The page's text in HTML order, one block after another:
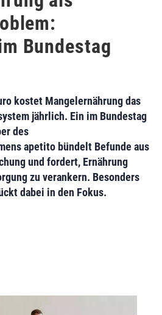
Bundestag
kostet Mangelernährung das
jährlich. Ein im Bundestag
des
apetito bündelt Befunde aus
und fordert, Ernährung
zu verankern. Besonders
dabei in den Fokus.